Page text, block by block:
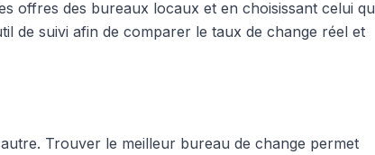
offres des bureaux locaux et en choisissant celui
de suivi afin de comparer le taux de change réel et
Trouver le meilleur bureau de change permet